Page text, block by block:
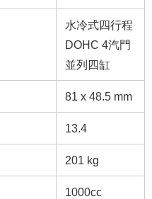
水冷式四行程
DOHC 4汽門
並列四缸
81 x 48.5 mm
13.4
201 kg
1000cc